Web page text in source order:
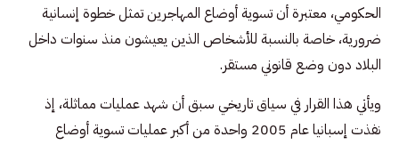
الحكومي، معتبرة أن تسوية أوضاع المهاجرين تمثل خطوة إنسانية
ضرورية، خاصة بالنسبة للأشخاص الذين يعيشون منذ سنوات داخل
البلاد دون وضع قانوني مستقر.
ويأتي هذا القرار في سياق تاريخي سبق أن شهد عمليات مماثلة، إذ
نفذت إسبانيا عام 2005 واحدة من أكبر عمليات تسوية أوضاع